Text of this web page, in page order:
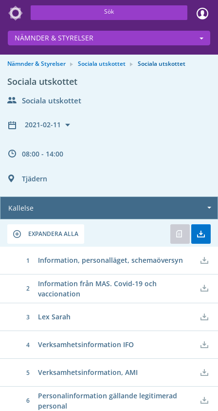
Sök
NÄMNDER & STYRELSER
Nämnder & Styrelser Sociala utskottet Sociala utskottet
Sociala utskottet
Sociala utskottet
2021-02-11
08:00 - 14:00
Tjädern
Kallelse
EXPANDERA ALLA
1 Information, personalläget, schemaöversyn
2
Information från MAS. Covid-19 och
vaccionation
3 Lex Sarah
4 Verksamhetsinformation IFO
5 Verksamhetsinformation, AMI
6
Personalinformation gällande legitimerad
personal